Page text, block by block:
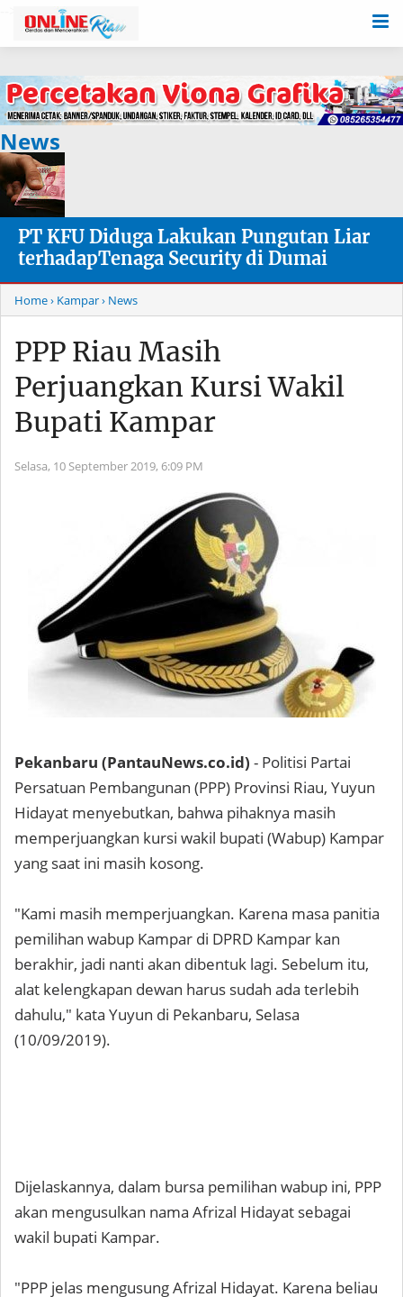
News
PT KFU Diduga Lakukan Pungutan Liar
terhadapTenaga Security di Dumai
Home› Kampar› News
PPP Riau Masih
Perjuangkan Kursi Wakil
Bupati Kampar
Selasa, 10 September 2019, 6:09 PM
Pekanbaru (PantauNews.co.id) - Politisi Partai
Persatuan Pembangunan (PPP) Provinsi Riau, Yuyun
Hidayat menyebutkan, bahwa pihaknya masih
memperjuangkan kursi wakil bupati (Wabup) Kampar
yang saat ini masih kosong.
"Kami masih memperjuangkan. Karena masa panitia
pemilihan wabup Kampar di DPRD Kampar kan
berakhir, jadi nanti akan dibentuk lagi. Sebelum itu,
alat kelengkapan dewan harus sudah ada terlebih
dahulu," kata Yuyun di Pekanbaru, Selasa
(10/09/2019).
Dijelaskannya, dalam bursa pemilihan wabup ini, PPP
akan mengusulkan nama Afrizal Hidayat sebagai
wakil bupati Kampar.
"PPP jelas mengusung Afrizal Hidayat. Karena beliau